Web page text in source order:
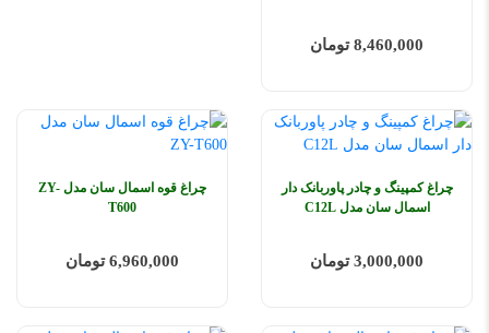
8,460,000 تومان
چراغ کمپینگ و چادر پاوربانک دار
اسمال سان مدل C12L
3,000,000 تومان
چراغ قوه اسمال سان مدل ZY-
T600
6,960,000 تومان